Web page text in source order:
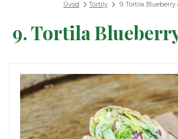
Úvod Tortily 9. Tortila Blueberry
9. Tortila